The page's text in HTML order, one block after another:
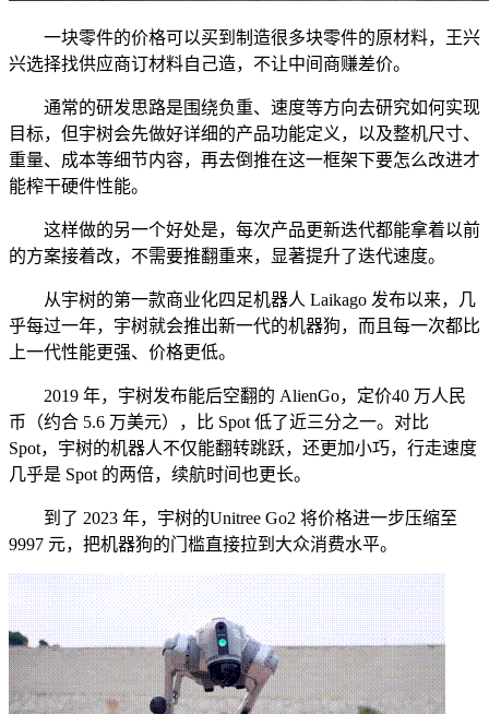
一块零件的价格可以买到制造很多块零件的原材料，王兴
兴选择找供应商订材料自己造，不让中间商赚差价。
通常的研发思路是围绕负重、速度等方向去研究如何实现
目标，但宇树会先做好详细的产品功能定义，以及整机尺寸、
重量、成本等细节内容，再去倒推在这一框架下要怎么改进才
能榨干硬件性能。
这样做的另一个好处是，每次产品更新迭代都能拿着以前
的方案接着改，不需要推翻重来，显著提升了迭代速度。
从宇树的第一款商业化四足机器人 Laikago 发布以来，几
乎每过一年，宇树就会推出新一代的机器狗，而且每一次都比
上一代性能更强、价格更低。
2019 年，宇树发布能后空翻的 AlienGo，定价40 万人民
币（约合 5.6 万美元），比 Spot 低了近三分之一。对比
Spot，宇树的机器人不仅能翻转跳跃，还更加小巧，行走速度
几乎是 Spot 的两倍，续航时间也更长。
到了 2023 年，宇树的Unitree Go2 将价格进一步压缩至
9997 元，把机器狗的门槛直接拉到大众消费水平。